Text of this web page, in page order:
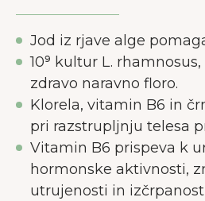
Jod iz rjave alge
10⁹ kultur L.
zdravo naravno floro.
Klorela, vitamin B6 in
pri razstrupljnju telesa
Vitamin B6 prispeva k
hormonske aktivnosti,
utrujenosti in